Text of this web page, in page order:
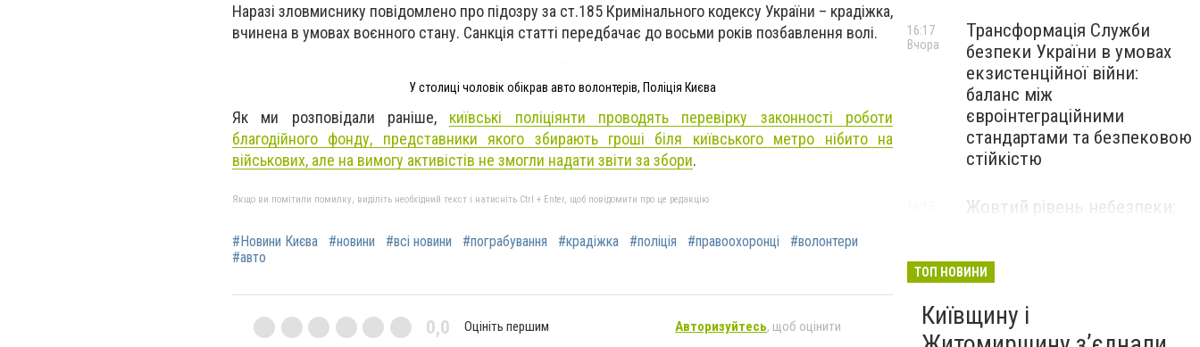
Наразі зловмиснику повідомлено про підозру за ст.185 Кримінального кодексу України – крадіжка,
вчинена в умовах воєнного стану. Санкція статті передбачає до восьми років позбавлення волі.
У столиці чоловік обікрав авто волонтерів, Поліція Києва
Як ми розповідали раніше, київські поліціянти проводять перевірку законності роботи
благодійного фонду, представники якого збирають гроші біля київського метро нібито на
військових, але на вимогу активістів не змогли надати звіти за збори.
Якщо ви помітили помилку, виділіть необхідний текст і натисніть Ctrl + Enter, щоб повідомити про це редакцію
#Новини Києва #новини #всі новини #пограбування #крадіжка #поліція #правоохоронці
#волонтери
#авто
0,0 Оцініть першим Авторизуйтесь, щоб оцінити
Трансформація Служби
безпеки України в умовах
екзистенційної війни:
баланс між
євроінтеграційними
стандартами та безпековою
стійкістю
16:17
Вчора
Жовтий рівень небезпеки:
ТОП НОВИНИ
Київщину і